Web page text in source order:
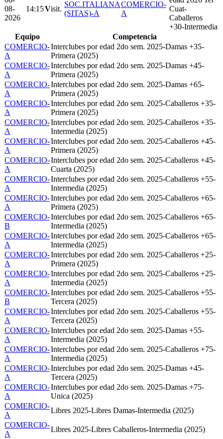
08-
2026
14:15Visit.
SOC.ITALIANA
(SITAS)-A
COMERCIO-
A
Cuat-
Caballeros
+30-Intermedia
Equipo
Competencia
COMERCIO-
A
Interclubes por edad 2do sem. 2025-Damas +35-
Primera (2025)
COMERCIO-
A
Interclubes por edad 2do sem. 2025-Damas +45-
Primera (2025)
COMERCIO-
A
Interclubes por edad 2do sem. 2025-Damas +65-
Primera (2025)
COMERCIO-
A
Interclubes por edad 2do sem. 2025-Caballeros +35-
Primera (2025)
COMERCIO-
A
Interclubes por edad 2do sem. 2025-Caballeros +35-
Intermedia (2025)
COMERCIO-
A
Interclubes por edad 2do sem. 2025-Caballeros +45-
Primera (2025)
COMERCIO-
A
Interclubes por edad 2do sem. 2025-Caballeros +45-
Cuarta (2025)
COMERCIO-
A
Interclubes por edad 2do sem. 2025-Caballeros +55-
Intermedia (2025)
COMERCIO-
A
Interclubes por edad 2do sem. 2025-Caballeros +65-
Primera (2025)
COMERCIO-
B
Interclubes por edad 2do sem. 2025-Caballeros +65-
Intermedia (2025)
COMERCIO-
A
Interclubes por edad 2do sem. 2025-Caballeros +65-
Intermedia (2025)
COMERCIO-
A
Interclubes por edad 2do sem. 2025-Caballeros +25-
Primera (2025)
COMERCIO-
A
Interclubes por edad 2do sem. 2025-Caballeros +25-
Intermedia (2025)
COMERCIO-
B
Interclubes por edad 2do sem. 2025-Caballeros +55-
Tercera (2025)
COMERCIO-
A
Interclubes por edad 2do sem. 2025-Caballeros +55-
Tercera (2025)
COMERCIO-
A
Interclubes por edad 2do sem. 2025-Damas +55-
Intermedia (2025)
COMERCIO-
A
Interclubes por edad 2do sem. 2025-Caballeros +75-
Intermedia (2025)
COMERCIO-
A
Interclubes por edad 2do sem. 2025-Damas +45-
Tercera (2025)
COMERCIO-
A
Interclubes por edad 2do sem. 2025-Damas +75-
Unica (2025)
COMERCIO-
A
Libres 2025-Libres Damas-Intermedia (2025)
COMERCIO-
A
Libres 2025-Libres Caballeros-Intermedia (2025)